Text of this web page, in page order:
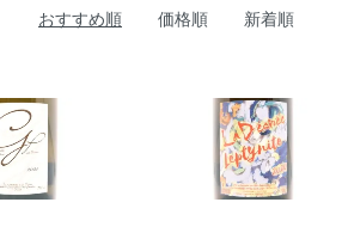
おすすめ順 価格順 新着順